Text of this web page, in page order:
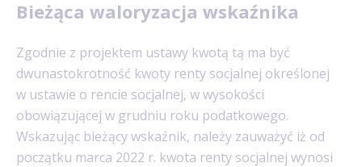
Bieżąca waloryzacja wskaźnika
Zgodnie z projektem ustawy kwotą tą ma być
dwunastokrotność kwoty renty socjalnej określonej
w ustawie o rencie socjalnej, w wysokości
obowiązującej w grudniu roku podatkowego.
Wskazując bieżący wskaźnik, należy zauważyć iż od
początku marca 2022 r. kwota renty socjalnej wynosi